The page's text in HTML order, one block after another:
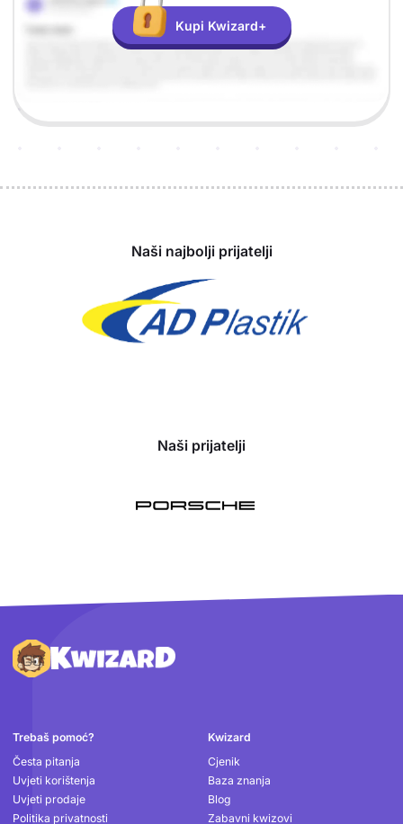
Kupi Kwizard+
Naši najbolji prijatelji
Naši prijatelji
Podnožje
Trebaš pomoć?
Česta pitanja
Uvjeti korištenja
Uvjeti prodaje
Politika privatnosti
Kwizard
Cjenik
Baza znanja
Blog
Zabavni kwizovi